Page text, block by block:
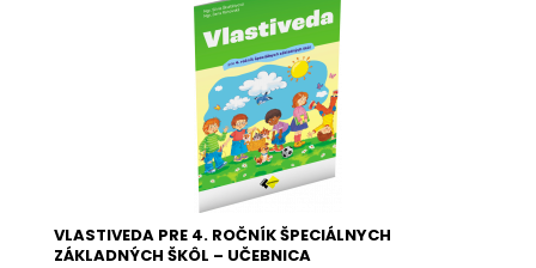
VLASTIVEDA PRE 4. ROČNÍK ŠPECIÁLNYCH
ZÁKLADNÝCH ŠKÔL – UČEBNICA